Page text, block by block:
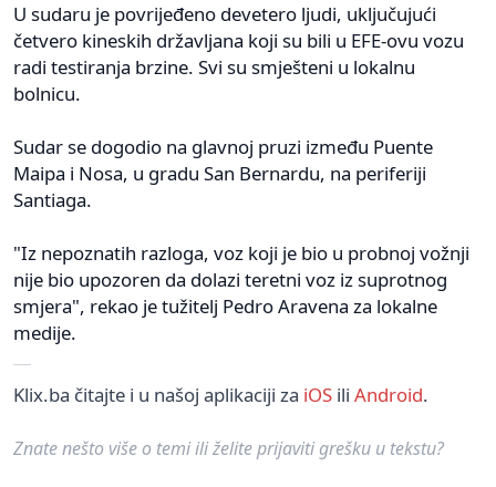
U sudaru je povrijeđeno devetero ljudi, uključujući
četvero kineskih državljana koji su bili u EFE-ovu vozu
radi testiranja brzine. Svi su smješteni u lokalnu
bolnicu.
Sudar se dogodio na glavnoj pruzi između Puente
Maipa i Nosa, u gradu San Bernardu, na periferiji
Santiaga.
"Iz nepoznatih razloga, voz koji je bio u probnoj vožnji
nije bio upozoren da dolazi teretni voz iz suprotnog
smjera", rekao je tužitelj Pedro Aravena za lokalne
medije.
Klix.ba čitajte i u našoj aplikaciji za iOS ili Android.
Znate nešto više o temi ili želite prijaviti grešku u tekstu?